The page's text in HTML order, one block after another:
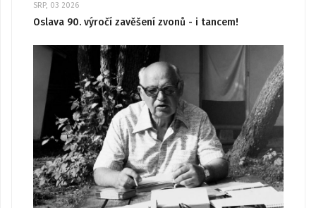
SRP, 03 2026
Oslava 90. výročí zavěšení zvonů - i tancem!